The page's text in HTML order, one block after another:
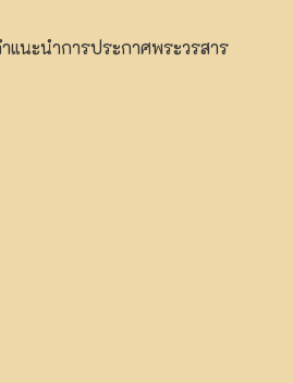
แนะนำการประกาศพระวรสาร